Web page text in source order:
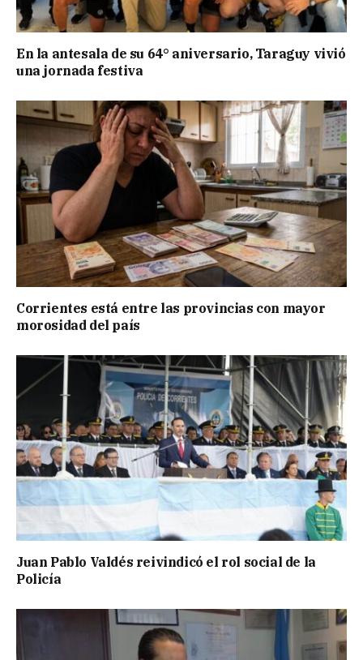
En la antesala de su 64° aniversario, Taraguy vivió
una jornada festiva
Corrientes está entre las provincias con mayor
morosidad del país
Juan Pablo Valdés reivindicó el rol social de la
Policía